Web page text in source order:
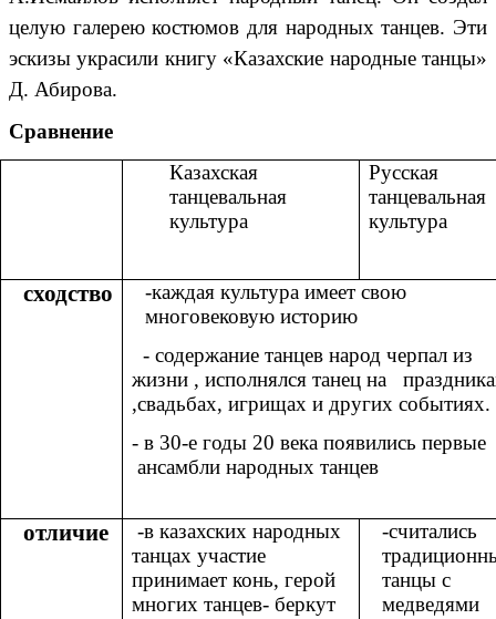
целую галерею костюмов для народных танцев. Эти
эскизы украсили книгу «Казахские народные танцы»
Д. Абирова.
Сравнение
Казахская
танцевальная
культура
Русская
танцевальная
культура
сходство
-каждая культура имеет свою
многовековую историю
- содержание танцев народ черпал из
жизни , исполнялся танец на
,свадьбах, игрищах и других событиях.
- в 30-е годы 20 века появились первые
ансамбли народных танцев
отличие
-в казахских народных
танцах участие
принимает конь, герой
многих танцев- беркут
-считались
танцы с
медведями